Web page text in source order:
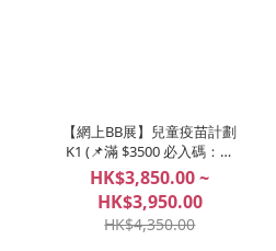
【網上BB展】兒童疫苗計劃
K1 (📌滿 $3500 必入碼：折
扣、好禮任你揀！)
HK$3,850.00 ~
HK$3,950.00
HK$4,350.00